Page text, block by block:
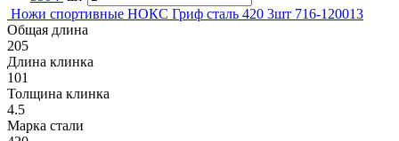
Ножи спортивные НОКС Гриф сталь 420 3шт 716-120013
Общая длина
205
Длина клинка
101
Толщина клинка
4.5
Марка стали